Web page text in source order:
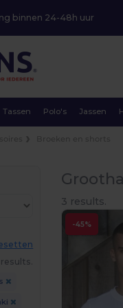
binnen 24-48h uur
Tassen Polo's Jassen
3 results.
-45%